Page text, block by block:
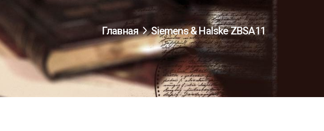
Главная Siemens & Halske ZBSA11